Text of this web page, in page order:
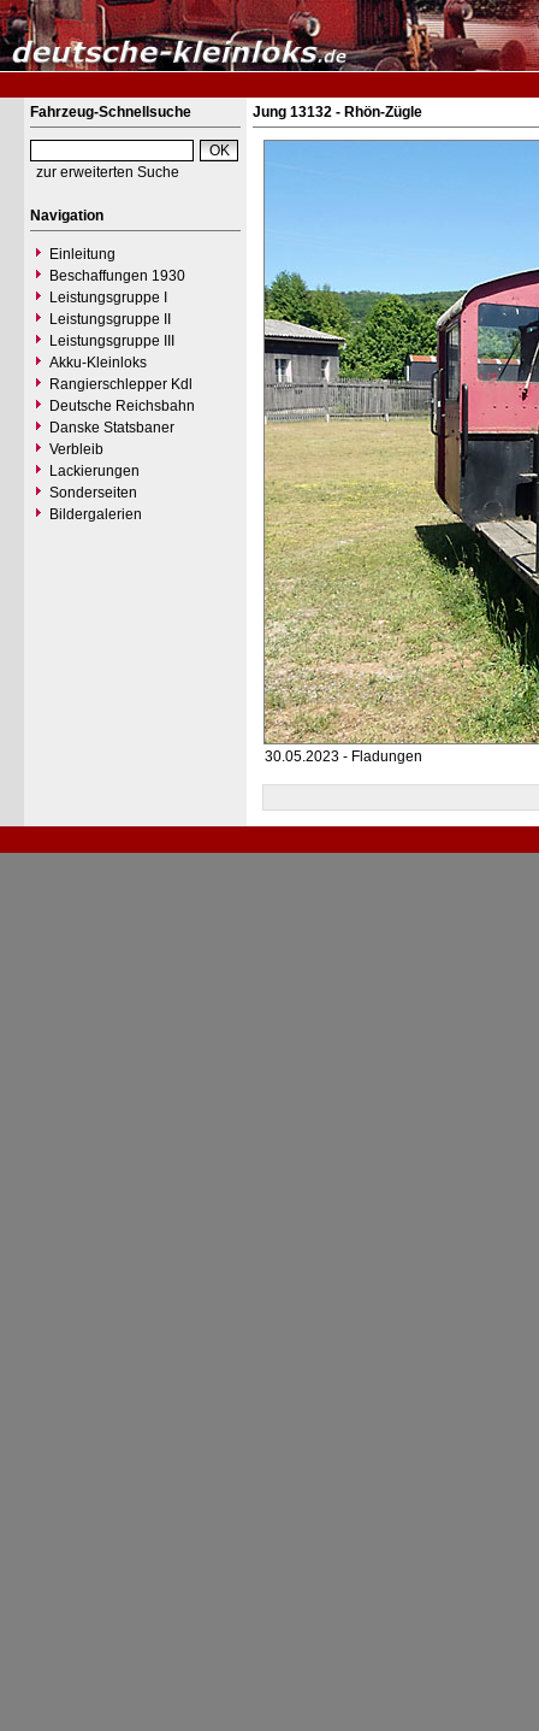
Fahrzeug-Schnellsuche
zur erweiterten Suche
Navigation
Einleitung
Beschaffungen 1930
Leistungsgruppe I
Leistungsgruppe II
Leistungsgruppe III
Akku-Kleinloks
Rangierschlepper Kdl
Deutsche Reichsbahn
Danske Statsbaner
Verbleib
Lackierungen
Sonderseiten
Bildergalerien
Jung 13132 - Rhön-Zügle
30.05.2023 - Fladungen